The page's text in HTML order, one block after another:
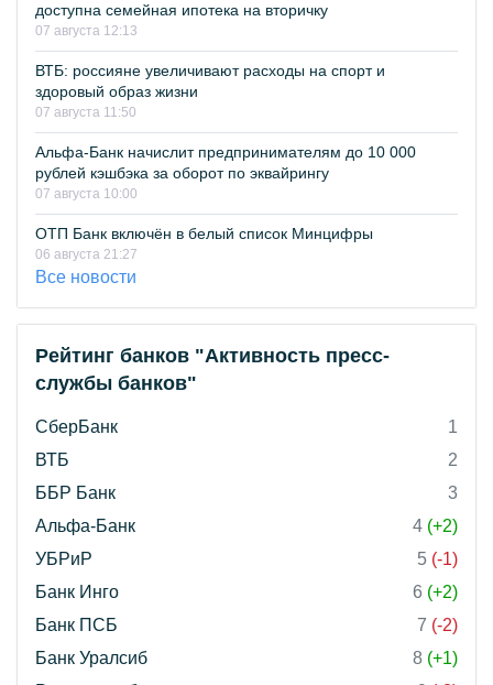
доступна семейная ипотека на вторичку
07 августа 12:13
ВТБ: россияне увеличивают расходы на спорт и
здоровый образ жизни
07 августа 11:50
Альфа-Банк начислит предпринимателям до 10 000
рублей кэшбэка за оборот по эквайрингу
07 августа 10:00
ОТП Банк включён в белый список Минцифры
06 августа 21:27
Все новости
Рейтинг банков "Активность пресс-
службы банков"
СберБанк
1
ВТБ
2
ББР Банк
3
Альфа-Банк
4 (+2)
УБРиР
5 (-1)
Банк Инго
6 (+2)
Банк ПСБ
7 (-2)
Банк Уралсиб
8 (+1)